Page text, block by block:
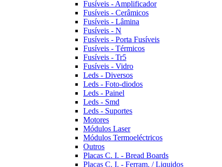
Fusíveis - Amplificador
Fusíveis - Cerâmicos
Fusíveis - Lâmina
Fusíveis - N
Fusíveis - Porta Fusíveis
Fusíveis - Térmicos
Fusíveis - Tr5
Fusíveis - Vidro
Leds - Diversos
Leds - Foto-diodos
Leds - Painel
Leds - Smd
Leds - Suportes
Motores
Módulos Laser
Módulos Termoeléctricos
Outros
Placas C. I. - Bread Boards
Placas C. I. - Ferram. / Liquidos